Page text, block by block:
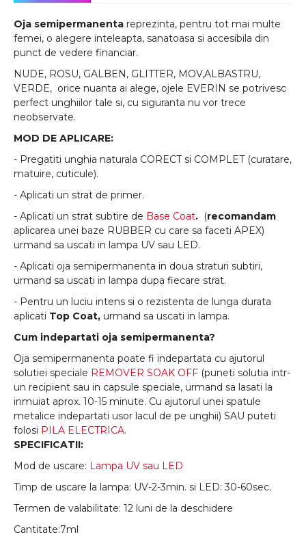
Oja semipermanenta reprezinta, pentru tot mai multe
femei, o alegere inteleapta, sanatoasa si accesibila din
punct de vedere financiar.
NUDE, ROSU, GALBEN, GLITTER, MOV,ALBASTRU,
VERDE, orice nuanta ai alege, ojele EVERIN se potrivesc
perfect unghiilor tale si, cu siguranta nu vor trece
neobservate.
MOD DE APLICARE:
- Pregatiti unghia naturala CORECT si COMPLET (curatare,
matuire, cuticule).
- Aplicati un strat de primer.
- Aplicati un strat subtire de Base Coat. (recomandam
aplicarea unei baze RUBBER cu care sa faceti APEX)
urmand sa uscati in lampa UV sau LED.
- Aplicati oja semipermanenta in doua straturi subtiri,
urmand sa uscati in lampa dupa fiecare strat.
- Pentru un luciu intens si o rezistenta de lunga durata
aplicati Top Coat, urmand sa uscati in lampa.
Cum indepartati oja semipermanenta?
Oja semipermanenta poate fi indepartata cu ajutorul
solutiei speciale REMOVER SOAK OFF (puneti solutia intr-
un recipient sau in capsule speciale, urmand sa lasati la
inmuiat aprox. 10-15 minute. Cu ajutorul unei spatule
metalice indepartati usor lacul de pe unghii) SAU puteti
folosi PILA ELECTRICA.
SPECIFICATII:
Mod de uscare: Lampa UV sau LED
Timp de uscare la lampa: UV-2-3min. si LED: 30-60sec.
Termen de valabilitate: 12 luni de la deschidere
Cantitate:7ml